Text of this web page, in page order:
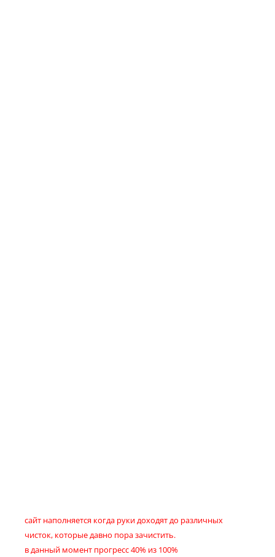
сайт наполняется когда руки доходят до различных
чисток, которые давно пора зачистить.
в данный момент прогресс 40% из 100%